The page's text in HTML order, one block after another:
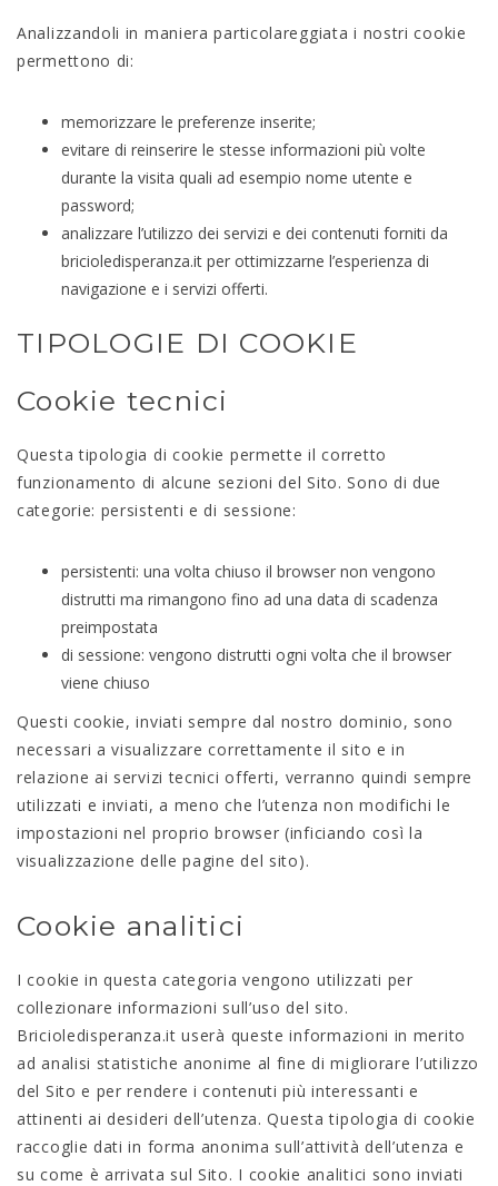
Analizzandoli in maniera particolareggiata i nostri cookie
permettono di:
memorizzare le preferenze inserite;
evitare di reinserire le stesse informazioni più volte
durante la visita quali ad esempio nome utente e
password;
analizzare l’utilizzo dei servizi e dei contenuti forniti da
bricioledisperanza.it per ottimizzarne l’esperienza di
navigazione e i servizi offerti.
TIPOLOGIE DI COOKIE
Cookie tecnici
Questa tipologia di cookie permette il corretto
funzionamento di alcune sezioni del Sito. Sono di due
categorie: persistenti e di sessione:
persistenti: una volta chiuso il browser non vengono
distrutti ma rimangono fino ad una data di scadenza
preimpostata
di sessione: vengono distrutti ogni volta che il browser
viene chiuso
Questi cookie, inviati sempre dal nostro dominio, sono
necessari a visualizzare correttamente il sito e in
relazione ai servizi tecnici offerti, verranno quindi sempre
utilizzati e inviati, a meno che l’utenza non modifichi le
impostazioni nel proprio browser (inficiando così la
visualizzazione delle pagine del sito).
Cookie analitici
I cookie in questa categoria vengono utilizzati per
collezionare informazioni sull’uso del sito.
Bricioledisperanza.it userà queste informazioni in merito
ad analisi statistiche anonime al fine di migliorare l’utilizzo
del Sito e per rendere i contenuti più interessanti e
attinenti ai desideri dell’utenza. Questa tipologia di cookie
raccoglie dati in forma anonima sull’attività dell’utenza e
su come è arrivata sul Sito. I cookie analitici sono inviati